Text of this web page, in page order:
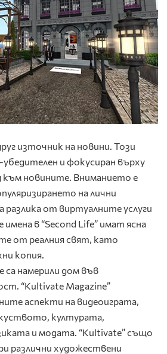
източник на новини. Този
и фокусиран върху
към новините. Вниманието е
на лични
разлика от виртуалните услуги
имена в “Second Life” имат ясна
от реалния свят, като
копия.
намерили дом във
“Kultivate Magazine”
аспекти на видеоиграта,
културата,
и модата. “Kultivate” също
различни художествени